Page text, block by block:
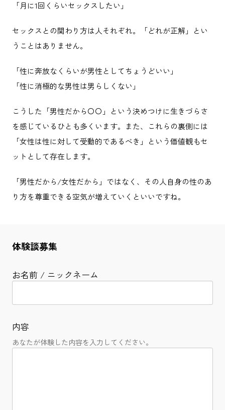
「月に1回くらいセックスしたい」
セックスとの関わり方は人それぞれ。「どれが正解」とい
うことはありません。
「性に奔放なくらいが男性としてちょうどいい」
「性に消極的な男性は男らしくない」
こうした「男性だから〇〇」という決めつけに生きづらさ
を感じているひとも多くいます。また、これらの裏側には
「女性は性に対して受動的であるべき」という価値観もセ
ットとして存在します。
「男性だから/女性だから」ではなく、その人自身の性のあ
り方を尊重できる空気が増えていくといいですね。
体験談募集
お名前 / ニックネーム
内容
あなたが体験した内容を入力してください。